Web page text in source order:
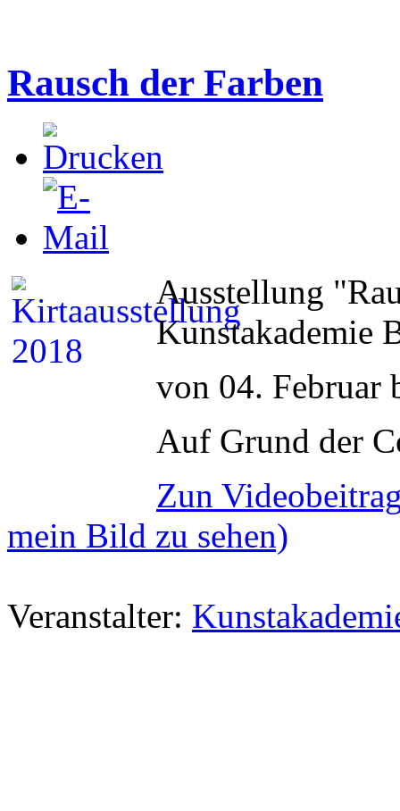
Rausch der Farben
Ausstellung
Kunstakademie
von 04. Februar
Auf Grund der
Zun
mein Bild zu sehen)
Veranstalter: